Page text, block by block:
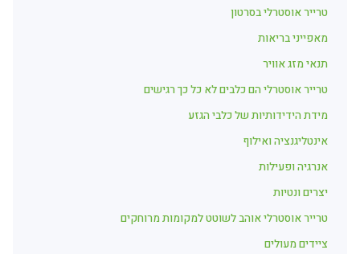
טרייר אוסטרלי בסרטון
מאפייני בריאות
תנאי מזג אוויר
טרייר אוסטרלי הם כלבים לא כל כך רגישים
מידת הידידותיות של כלבי הגזע
אינטליגנציה ואילוף
אנרגיה ופעילות
יצרים ונטיות
טרייר אוסטרלי אוהב לשוטט למקומות מרוחקים
ציידים מעולים